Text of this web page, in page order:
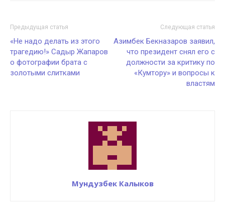
Предыдущая статья
«Не надо делать из этого
трагедию!» Садыр Жапаров
о фотографии брата с
золотыми слитками
Следующая статья
Азимбек Бекназаров заявил,
что президент снял его с
должности за критику по
«Кумтору» и вопросы к
властям
Мундузбек Калыков